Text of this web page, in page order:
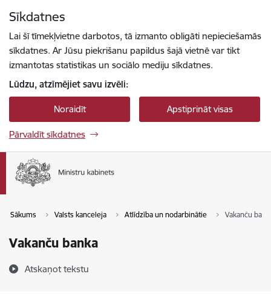
Sīkdatnes
Lai šī tīmekļvietne darbotos, tā izmanto obligāti nepieciešamās
sīkdatnes. Ar Jūsu piekrišanu papildus šajā vietnē var tikt
izmantotas statistikas un sociālo mediju sīkdatnes.
Lūdzu, atzīmējiet savu izvēli:
Noraidīt Apstiprināt visas
Pārvaldīt sīkdatnes
Sākums Valsts kanceleja Atlīdzība un nodarbinātie Vakanču
Vakanču banka
Atskaņot tekstu